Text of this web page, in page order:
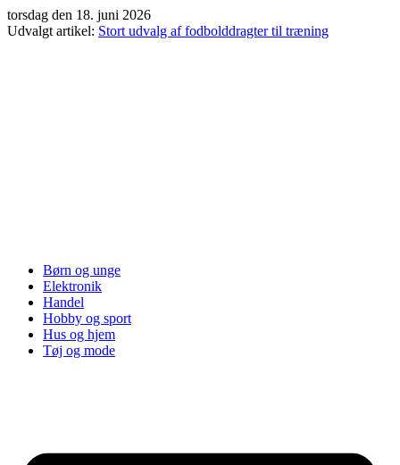
Videre
til
torsdag den 18. juni 2026
Udvalgt artikel: Stort udvalg af fodbolddragter til træning
Børn og unge
Elektronik
Handel
Hobby og sport
Hus og hjem
Tøj og mode